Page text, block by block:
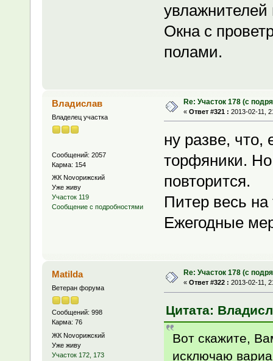
увлажнителей
Окна с
полами.
Владислав
Владелец участка
Сообщений: 2057
Карма: 154
ЖК Novoрижский
Уже живу
Участок 119
Сообщение с подробностями
Re: Участок 178 (с
« Ответ #321 : 2013-02-11,
ну разве, что,
торфяники.
повторится.
Питер весь на
Ежегодные
Matilda
Ветеран форума
Сообщений: 998
Карма: 76
ЖК Novoрижский
Уже живу
Участок 172, 173
Re: Участок 178 (с
« Ответ #322 : 2013-02-11,
Цитата:
Вот скажите,
исключаю